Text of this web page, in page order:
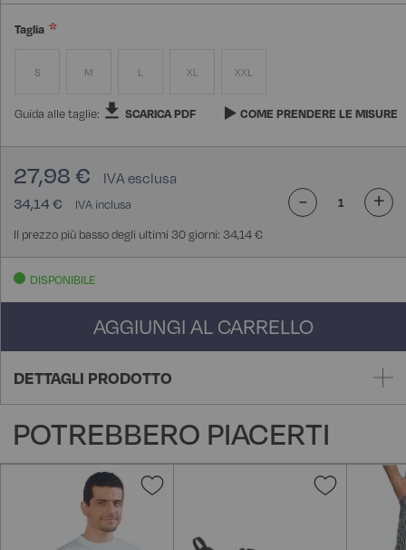
Taglia
S M L XL XXL
Guida alle taglie: SCARICA PDF COME PRENDERE LE MISURE
34,14 €
27,98 €
Il prezzo più basso degli ultimi 30 giorni: 34,14 €
- +
DISPONIBILE
AGGIUNGI AL CARRELLO
DETTAGLI PRODOTTO
POTREBBERO PIACERTI
Aggiungi
lista
Aggiungi